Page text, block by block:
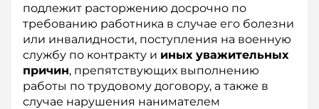
подлежит расторжению досрочно по
требованию работника в случае его болезни
или инвалидности, поступления на военную
службу по контракту и иных уважительных
причин, препятствующих выполнению
работы по трудовому договору, а также в
случае нарушения нанимателем